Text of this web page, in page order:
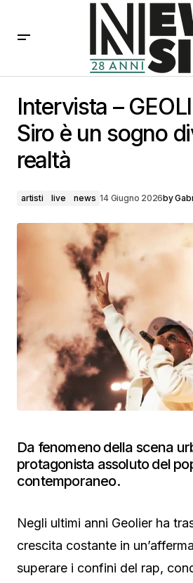
Intervista –
Siro è un sogno
realtà
artisti live news 14 Giugno 2026by
Da fenomeno della scena
protagonista assoluto del
contemporaneo.
Negli ultimi anni Geolier ha
crescita costante in
superare i confini del rap,